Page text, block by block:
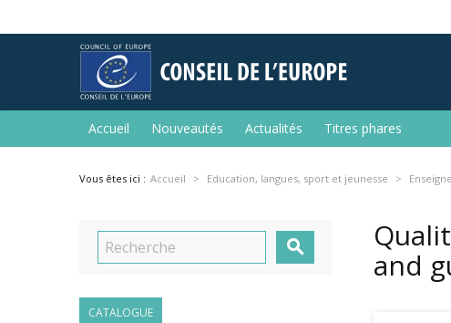
Accueil Nouveautés Actualités Titres phares
Vous êtes ici : Accueil Education, langues, sport et jeunesse

CATALOGUE
and